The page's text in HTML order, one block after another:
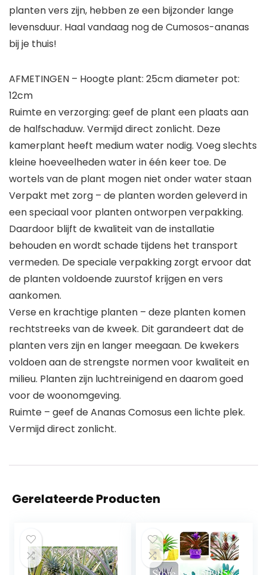
planten vers zijn, hebben ze een bijzonder lange
levensduur. Haal vandaag nog de Cumosos-ananas
bij je thuis!
AFMETINGEN – Hoogte plant: 25cm diameter pot:
12cm
Ruimte en verzorging: geef de plant een plaats aan
de halfschaduw. Vermijd direct zonlicht. Deze
kamerplant heeft medium water nodig. Voeg slechts
kleine hoeveelheden water in één keer toe. De
wortels van de plant mogen niet onder water staan
Verpakt met zorg – de planten worden geleverd in
een speciaal voor planten ontworpen verpakking.
Daardoor blijft de kwaliteit van de installatie
behouden en wordt schade tijdens het transport
vermeden. De speciale verpakking zorgt ervoor dat
de planten voldoende zuurstof krijgen en vers
aankomen.
Verse en krachtige planten – deze planten komen
rechtstreeks van de kweek. Dit garandeert dat de
planten vers zijn en langer meegaan. De kwekers
voldoen aan de strengste normen voor kwaliteit en
milieu. Planten zijn luchtreinigend en daarom goed
voor de woonomgeving.
Ruimte – geef de Ananas Comosus een lichte plek.
Vermijd direct zonlicht.
Gerelateerde Producten